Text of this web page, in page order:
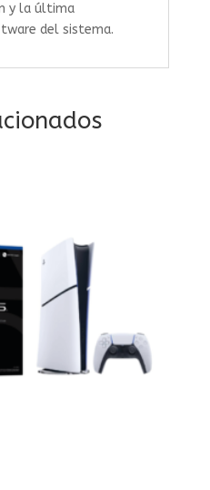
y la última
del sistema.